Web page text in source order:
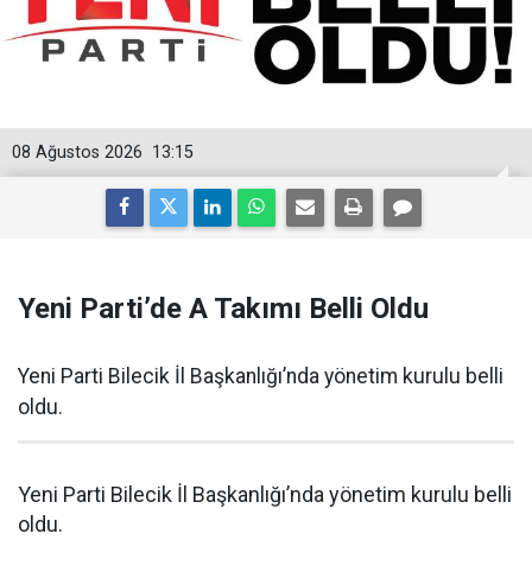
13:15
08 Ağustos 2026
Yeni Parti’de A Takımı Belli Oldu
Yeni Parti Bilecik İl Başkanlığı’nda yönetim kurulu belli
oldu.
Yeni Parti Bilecik İl Başkanlığı’nda yönetim kurulu belli
oldu.